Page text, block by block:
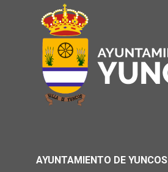
AYUNTAMIENTO DE YUNCOS